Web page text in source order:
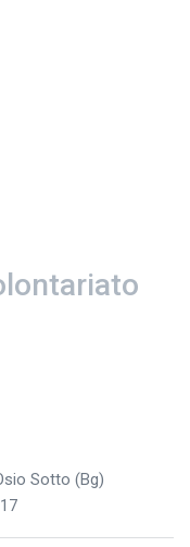
Sotto (Bg)